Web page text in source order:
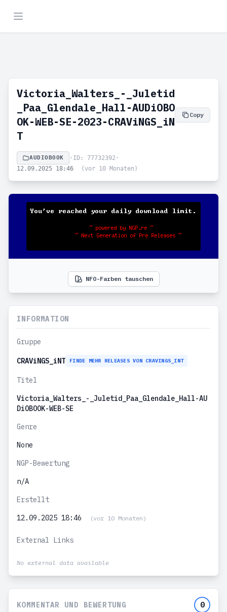
Victoria_Walters_-_Juletid
_Paa_Glendale_Hall-AUDiOBO
OK-WEB-SE-2023-CRAViNGS_iN
T
Copy
AUDIOBOOK • ID: 77732392 •
12.09.2025 18:46
(vor 10 Monaten)
NFO-Farben tauschen
INFORMATION
Gruppe
CRAViNGS_iNT FINDE MEHR RELEASES VON CRAVINGS_INT
Titel
Victoria_Walters_-_Juletid_Paa_Glendale_Hall-AU
DiOBOOK-WEB-SE
Genre
None
NGP-Bewertung
n/A
Erstellt
12.09.2025 18:46
(vor 10 Monaten)
External Links
No external data available
KOMMENTAR UND BEWERTUNG 0